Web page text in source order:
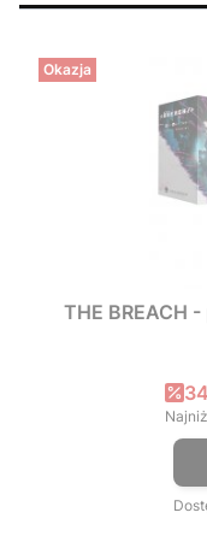
Okazja
THE BREACH